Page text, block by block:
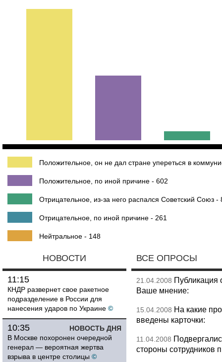
Положительное, он не дал стране упереться в
Положительное, по иной причине - 602
Отрицательное, из-за него распался Советский Союз -
Отрицательное, по иной причине - 261
Нейтральное - 148
НОВОСТИ
11:15
КНДР развернет свое ракетное
подразделение в России для
нанесения ударов по Украине ©
НОВОСТЬ ДНЯ
10:35
В Москве похоронен очередной
генерал — вероятная жертва
взрыва в центре столицы ©
ВСЕ ОПРОСЫ
21.04.2008 Публикация
Ваше мнение:
15.04.2008 На какие
введены карточки:
11.04.2008
стороны сотрудников